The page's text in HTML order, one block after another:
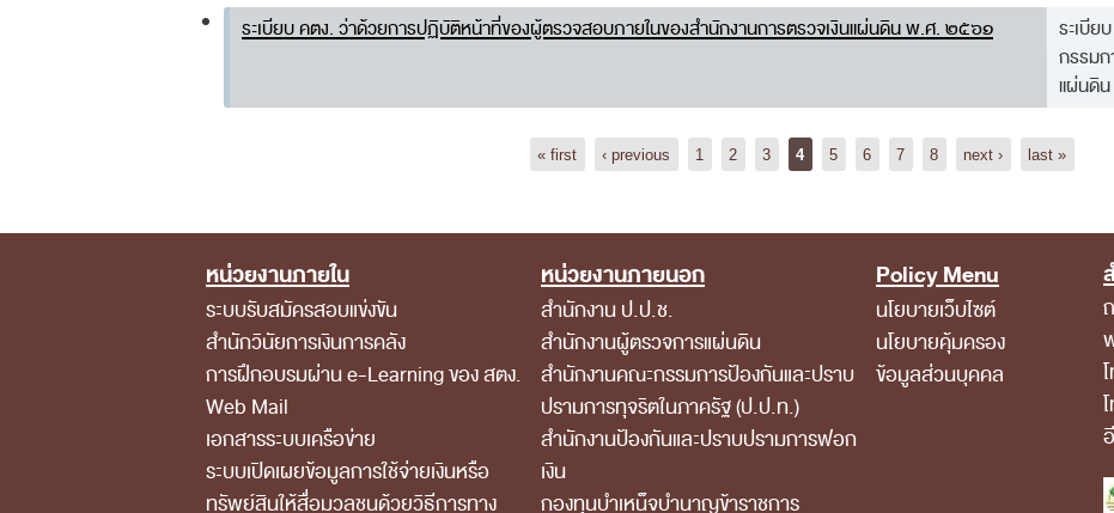
ระเบียบ คตง. ว่าด้วยการปฏิบัติหน้าที่ของผู้ตรวจสอบภายในของสำนักงานการตรวจเงินแผ่นดิน พ.ศ. ๒๕๖๑
ระเบีย
กรรมก
แผ่นดิน
« first ‹ previous 1 2 3 4 5 6 7 8 next › last »
Footer Menu
หน่วยงานภายใน
ระบบรับสมัครสอบแข่งขัน
สำนักวินัยการเงินการคลัง
การฝึกอบรมผ่าน e-Learning ของ สตง.
Web Mail
เอกสารระบบเครือข่าย
ระบบเปิดเผยข้อมูลการใช้จ่ายเงินหรือ
ทรัพย์สินให้สื่อมวลชนด้วยวิธีการทาง
หน่วยงานภายนอก
สำนักงาน ป.ป.ช.
สำนักงานผู้ตรวจการแผ่นดิน
สำนักงานคณะกรรมการป้องกันและปราบ
ปรามการทุจริตในภาครัฐ (ป.ป.ท.)
สำนักงานป้องกันและปราบปรามการฟอก
เงิน
กองทุนบำเหน็จบำนาญข้าราชการ
Policy Menu
นโยบายเว็บไซต์
นโยบายคุ้มครอง
ข้อมูลส่วนบุคคล